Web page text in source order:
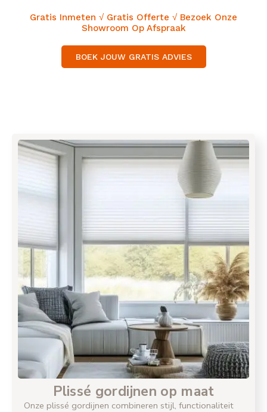
Gratis Inmeten √ Gratis Offerte √ Bezoek Onze
Showroom Op Afspraak
BOEK JOUW GRATIS ADVIES
Plissé gordijnen op maat
Onze plissé gordijnen combineren stijl, functionaliteit